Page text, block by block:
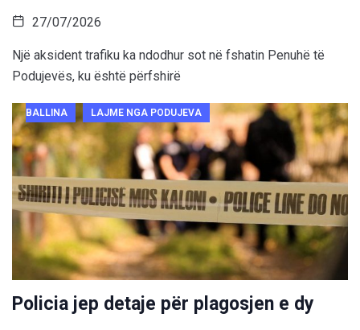
27/07/2026
Një aksident trafiku ka ndodhur sot në fshatin Penuhë të
Podujevës, ku është përfshirë
BALLINA LAJME NGA PODUJEVA
Policia jep detaje për plagosjen e dy